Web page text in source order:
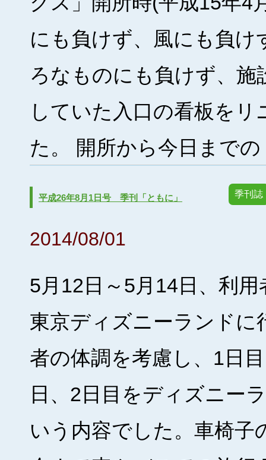
にも負けず、風にも負け
ろなものにも負けず、施
していた入口の看板を
た。 開所から今日まで
平成26年8月1日号 季刊「ともに」 季刊誌
2014/08/01
5月12日～5月14日、利
東京ディズニーランドに
者の体調を考慮し、1日
日、2日目をディズニー
いう内容でした。車椅子